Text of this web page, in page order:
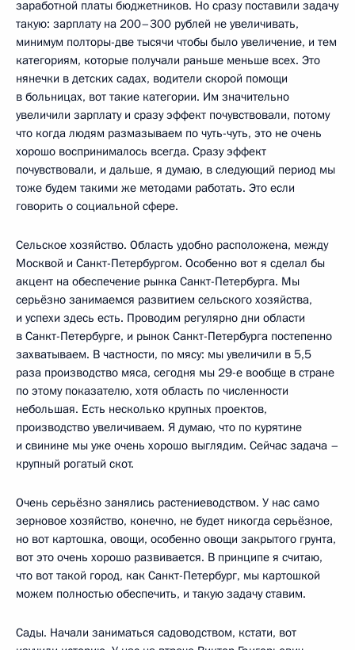
заработной платы бюджетников. Но сразу поставили задачу
такую: зарплату на 200–300 рублей не увеличивать,
минимум полторы-две тысячи чтобы было увеличение, и тем
категориям, которые получали раньше меньше всех. Это
нянечки в детских садах, водители скорой помощи
в больницах, вот такие категории. Им значительно
увеличили зарплату и сразу эффект почувствовали, потому
что когда людям размазываем по чуть-чуть, это не очень
хорошо воспринималось всегда. Сразу эффект
почувствовали, и дальше, я думаю, в следующий период мы
тоже будем такими же методами работать. Это если
говорить о социальной сфере.
Сельское хозяйство. Область удобно расположена, между
Москвой и Санкт-Петербургом. Особенно вот я сделал бы
акцент на обеспечение рынка Санкт-Петербурга. Мы
серьёзно занимаемся развитием сельского хозяйства,
и успехи здесь есть. Проводим регулярно дни области
в Санкт-Петербурге, и рынок Санкт-Петербурга постепенно
захватываем. В частности, по мясу: мы увеличили в 5,5
раза производство мяса, сегодня мы 29-е вообще в стране
по этому показателю, хотя область по численности
небольшая. Есть несколько крупных проектов,
производство увеличиваем. Я думаю, что по курятине
и свинине мы уже очень хорошо выглядим. Сейчас задача –
крупный рогатый скот.
Очень серьёзно занялись растениеводством. У нас само
зерновое хозяйство, конечно, не будет никогда серьёзное,
но вот картошка, овощи, особенно овощи закрытого грунта,
вот это очень хорошо развивается. В принципе я считаю,
что вот такой город, как Санкт-Петербург, мы картошкой
можем полностью обеспечить, и такую задачу ставим.
Сады. Начали заниматься садоводством, кстати, вот